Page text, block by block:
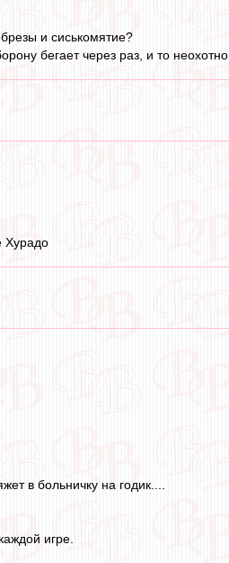
и сиськомятие?
бегает через раз, и то неохотно
Хурадо
в больничку на годик....
игре.